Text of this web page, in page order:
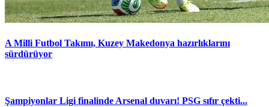
A Milli Futbol Takımı, Kuzey Makedonya hazırlıklarını
sürdürüyor
Şampiyonlar Ligi finalinde Arsenal duvarı! PSG sıfır çekti...